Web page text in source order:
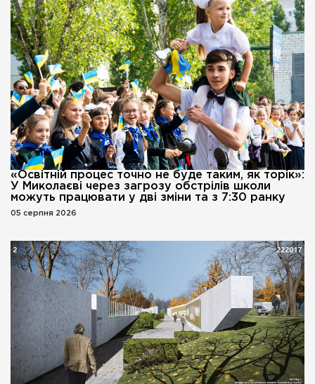
«Освітній процес точно не буде таким, як торік»:
У Миколаєві через загрозу обстрілів школи
можуть працювати у дві зміни та з 7:30 ранку
05 серпня 2026